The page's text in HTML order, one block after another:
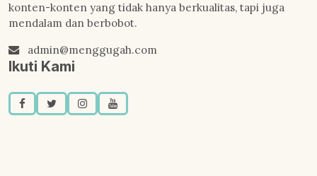
konten-konten yang tidak hanya berkualitas, tapi juga
mendalam dan berbobot.
admin@menggugah.com
Ikuti Kami